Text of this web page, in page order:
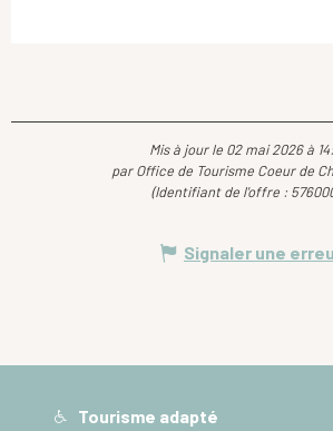
Mis à jour le 02 mai 2026 à
par Office de Tourisme Coeur de
(Identifiant de l'offre :
Signaler une
Tourisme adapté